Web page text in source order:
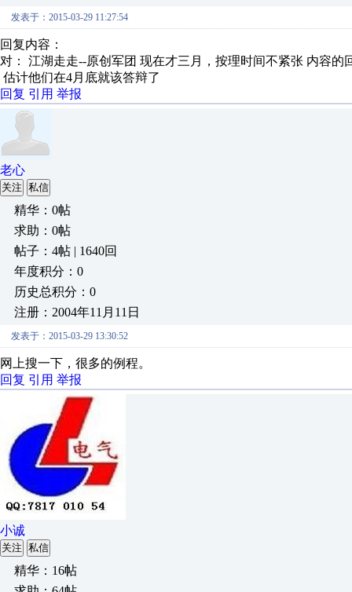
发表于：2015-03-29 11:27:54
回复内容：
对： 江湖走走--原创军团 现在才三月，按理时间不紧张 内容的
估计他们在4月底就该答辩了
回复 引用 举报
老心
关注 私信
精华：0帖
求助：0帖
帖子：4帖 | 1640回
年度积分：0
历史总积分：0
注册：2004年11月11日
发表于：2015-03-29 13:30:52
网上搜一下，很多的例程。
回复 引用 举报
小诚
关注 私信
精华：16帖